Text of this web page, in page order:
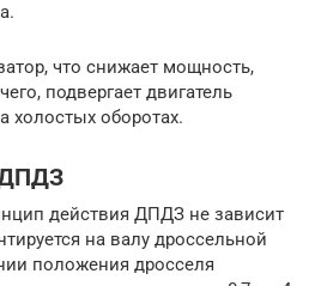
что снижает мощность,
подвергает двигатель
холостых оборотах.
действия ДПДЗ не зависит
на валу дроссельной
положения дросселя